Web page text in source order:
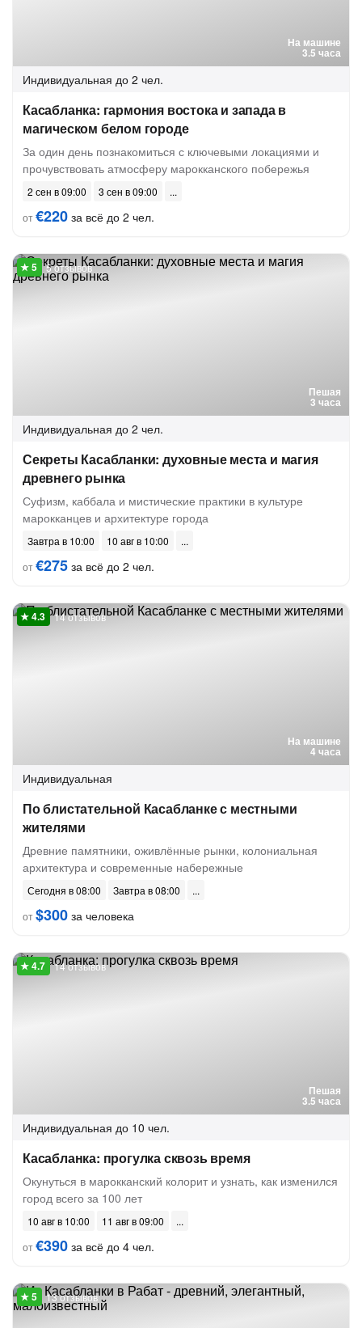
На машине
3.5 часа
Индивидуальная до 2 чел.
Касабланка: гармония востока и запада в
магическом белом городе
За один день познакомиться с ключевыми локациями и
прочувствовать атмосферу марокканского побережья
2 сен в 09:00
3 сен в 09:00
от€220 за всё до 2 чел.
Пешая
3 часа
5 отзывов
Индивидуальная до 2 чел.
Секреты Касабланки: духовные места и магия
древнего рынка
Суфизм, каббала и мистические практики в культуре
марокканцев и архитектуре города
Завтра в 10:00
10 авг в 10:00
от€275 за всё до 2 чел.
На машине
4 часа
14 отзывов
Индивидуальная
По блистательной Касабланке с местными
жителями
Древние памятники, оживлённые рынки, колониальная
архитектура и современные набережные
Сегодня в 08:00
Завтра в 08:00
от$300 за человека
Пешая
3.5 часа
14 отзывов
Индивидуальная до 10 чел.
Касабланка: прогулка сквозь время
Окунуться в марокканский колорит и узнать, как изменился
город всего за 100 лет
10 авг в 10:00
11 авг в 09:00
от€390 за всё до 4 чел.
13 отзывов